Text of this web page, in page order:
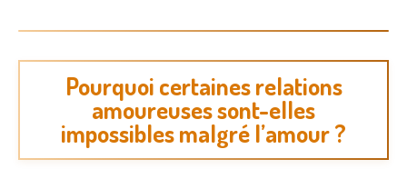
Pourquoi certaines relations
amoureuses sont-elles
impossibles malgré l’amour ?